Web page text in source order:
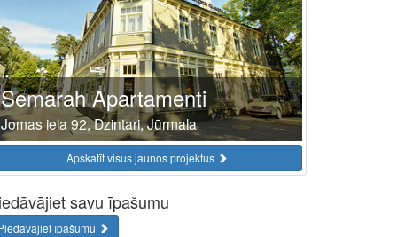
Semarah Apartamenti
Jomas iela 92, Dzintari, Jūrmala
Apskatīt visus jaunos projektus
savu īpašumu
īpašumu